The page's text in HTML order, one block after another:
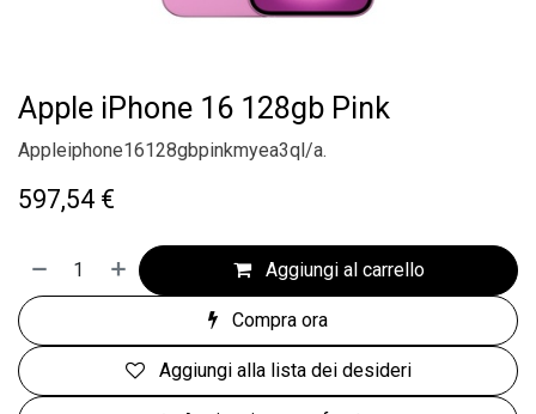
Apple iPhone 16 128gb Pink
Appleiphone16128gbpinkmyea3ql/a.
597,54 €
Aggiungi al carrello
Compra ora
Aggiungi alla lista dei desideri